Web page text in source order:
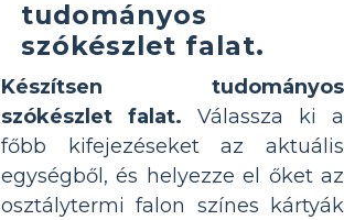
tudományos
szókészlet falat.
Készítsen tudományos
szókészlet falat. Válassza ki a
főbb kifejezéseket az aktuális
egységből, és helyezze el őket az
osztálytermi falon színes kártyák